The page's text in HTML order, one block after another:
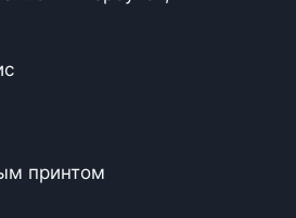
принтом